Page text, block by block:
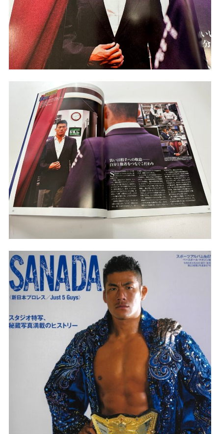
ー
ツ
SADA
の
公
式
Youtube
ー
ツ
SADA
の
公
式
Facebook
ー
SADA
の
公
式
Twitter
ー
ツ
SADA
公
式
Instagram
ー
SADA
公
式
LINE